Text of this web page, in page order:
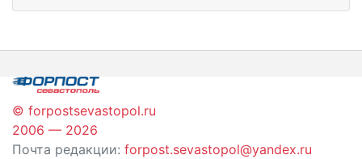
© forpostsevastopol.ru
2006 — 2026
Почта редакции: forpost.sevastopol@yandex.ru